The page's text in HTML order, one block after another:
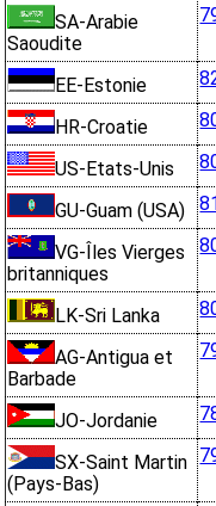
SA-Arabie
Saoudite
EE-Estonie
HR-Croatie
US-Etats-Unis
GU-Guam (USA)
VG-Îles Vierges
britanniques
LK-Sri Lanka
AG-Antigua et
Barbade
JO-Jordanie
SX-Saint Martin
(Pays-Bas)